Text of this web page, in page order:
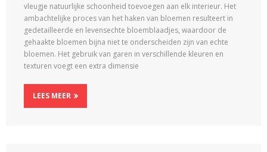
vleugje natuurlijke schoonheid toevoegen aan elk interieur. Het
ambachtelijke proces van het haken van bloemen resulteert in
gedetailleerde en levensechte bloemblaadjes, waardoor de
gehaakte bloemen bijna niet te onderscheiden zijn van echte
bloemen. Het gebruik van garen in verschillende kleuren en
texturen voegt een extra dimensie
LEES MEER